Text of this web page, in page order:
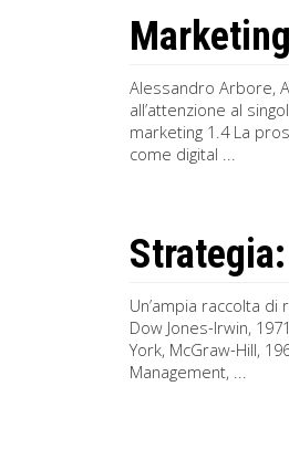
Alessandro Arbore,
all’attenzione al
marketing 1.4 La
come digital ...
Un’ampia raccolta
Dow Jones-Irwin,
York, McGraw-Hill,
Management, ...